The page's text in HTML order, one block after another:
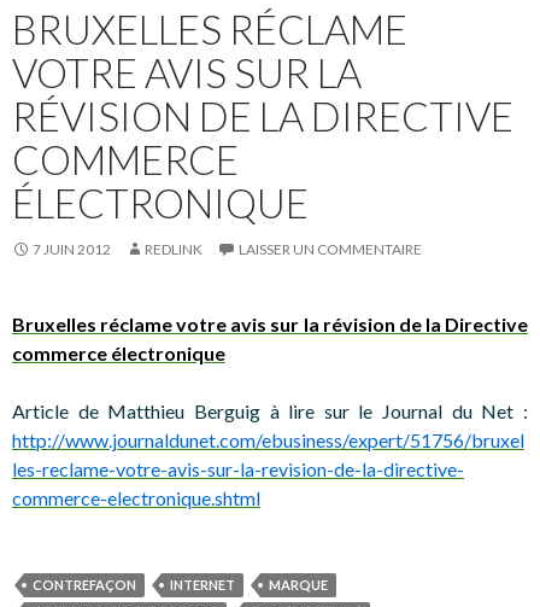
BRUXELLES RÉCLAME
VOTRE AVIS SUR LA
RÉVISION DE LA DIRECTIVE
COMMERCE
ÉLECTRONIQUE
7 JUIN 2012 REDLINK LAISSER UN COMMENTAIRE
Bruxelles réclame votre avis sur la révision de la Directive
commerce électronique
Article de Matthieu Berguig à lire sur le Journal du Net :
http://www.journaldunet.com/ebusiness/expert/51756/bruxel
les-reclame-votre-avis-sur-la-revision-de-la-directive-
commerce-electronique.shtml
CONTREFAÇON INTERNET
MARQUE